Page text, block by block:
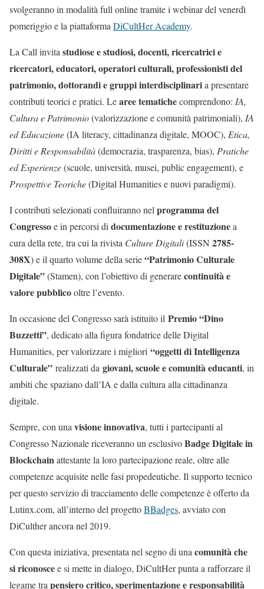
svolgeranno in modalità full online tramite i webinar del venerdì
pomeriggio e la piattaformaDiCultHer Academy.
La Call invitastudiose e studiosi, docenti, ricercatrici e
ricercatori, educatori, operatori culturali, professionisti del
patrimonio, dottorandi e gruppi interdisciplinaria presentare
contributi teorici e pratici. Learee tematichecomprendono: IA,
Cultura e Patrimonio(valorizzazione e comunità patrimoniali), IA
ed Educazione(IA literacy, cittadinanza digitale, MOOC), Etica,
Diritti e Responsabilità(democrazia, trasparenza, bias), Pratiche
ed Esperienze(scuole, università, musei, public engagement), e
Prospettive Teoriche(Digital Humanities e nuovi paradigmi).
I contributi selezionati confluiranno nelprogramma del
Congressoe in percorsi didocumentazione e restituzionea
cura della rete, tra cui la rivista Culture Digitali(ISSN 2785-
308X) e il quarto volume della serie“Patrimonio Culturale
Digitale”(Stamen), con l’obiettivo di generarecontinuità e
valore pubblicooltre l’evento.
In occasione del Congresso sarà istituito il Premio “Dino
Buzzetti”, dedicato alla figura fondatrice delle Digital
Humanities, per valorizzare i migliori “oggetti di Intelligenza
Culturale” realizzati da giovani, scuole e comunità educanti, in
ambiti che spaziano dall’IA e dalla cultura alla cittadinanza
digitale.
Sempre, con unavisione innovativa, tutti i partecipanti al
Congresso Nazionale riceveranno un esclusivoBadge Digitale in
Blockchainattestante la loro partecipazione reale, oltre alle
competenze acquisite nelle fasi propedeutiche. Il supporto tecnico
per questo servizio di tracciamento delle competenze è offerto da
Lutinx.com, all’interno del progettoBBadges, avviato con
DiCulther ancora nel 2019.
Con questa iniziativa, presentata nel segno di unacomunità che
si riconoscee si mette in dialogo, DiCultHer punta a rafforzare il
legame trapensiero critico, sperimentazione e responsabilità